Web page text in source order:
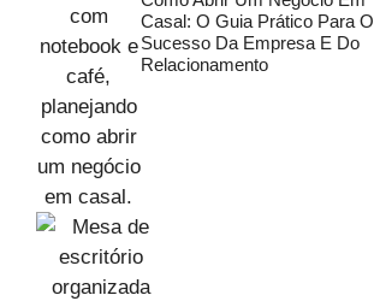
Casal: O Guia Prático Para O
Sucesso Da Empresa E Do
Relacionamento